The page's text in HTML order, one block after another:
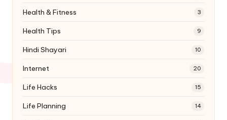
Health & Fitness 3
Health Tips 9
Hindi Shayari 10
Internet 20
Life Hacks 15
Life Planning 14